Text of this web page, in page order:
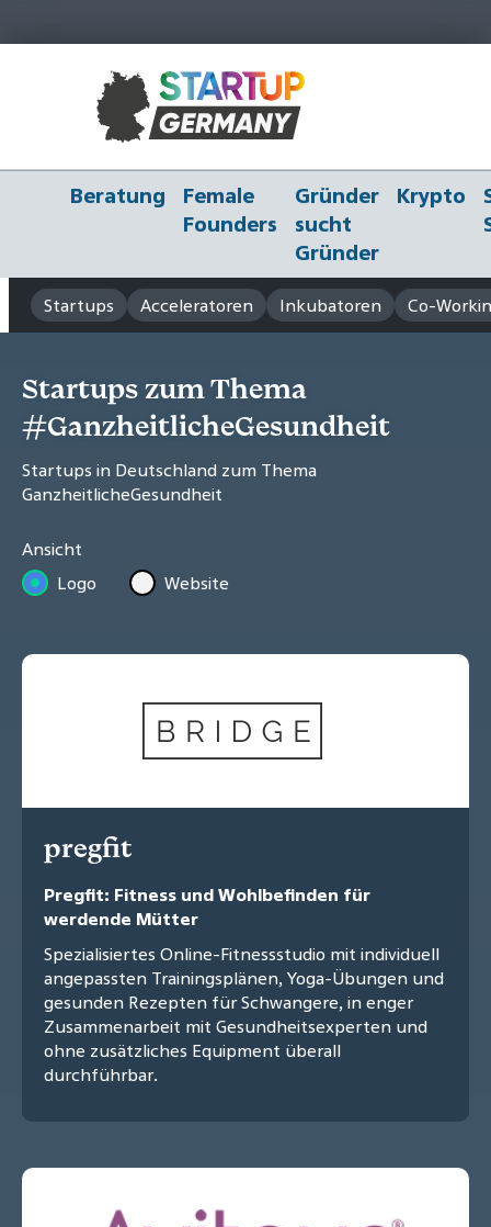
Beratung
Female
Founders
Gründer
sucht
Gründer
Krypto
Startups Acceleratoren Inkubatoren Co-
Startups zum Thema
#GanzheitlicheGesundheit
Startups in Deutschland zum Thema
GanzheitlicheGesundheit
Ansicht
Logo
Website
pregfit
Pregfit: Fitness und Wohlbefinden für
werdende Mütter
Spezialisiertes Online-Fitnessstudio mit individuell
angepassten Trainingsplänen, Yoga-Übungen und
gesunden Rezepten für Schwangere, in enger
Zusammenarbeit mit Gesundheitsexperten und
ohne zusätzliches Equipment überall
durchführbar.